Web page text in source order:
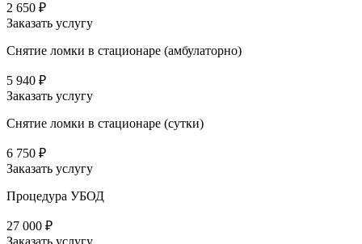
2 650 ₽
Заказать услугу
Снятие ломки в стационаре (амбулаторно)
5 940 ₽
Заказать услугу
Снятие ломки в стационаре (сутки)
6 750 ₽
Заказать услугу
Процедура УБОД
27 000 ₽